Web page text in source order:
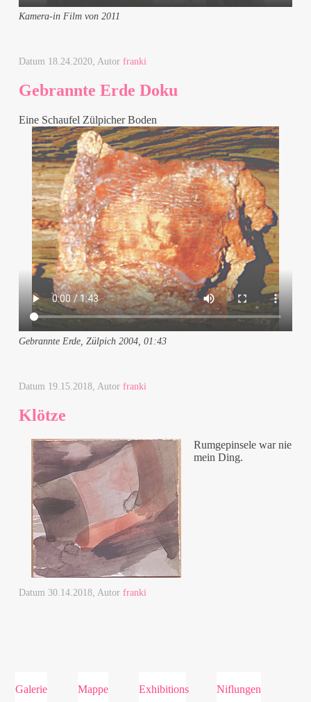
Kamera-in Film von 2011
Datum 18.24.2020, Autorfranki
Gebrannte Erde Doku
Eine Schaufel Zülpicher Boden
Gebrannte Erde, Zülpich 2004, 01:43
Datum 19.15.2018, Autorfranki
Klötze
Rumgepinsele war nie
mein Ding.
Datum30.14.2018 , Autorfranki
Galerie Mappe Exhibitions Niflungen